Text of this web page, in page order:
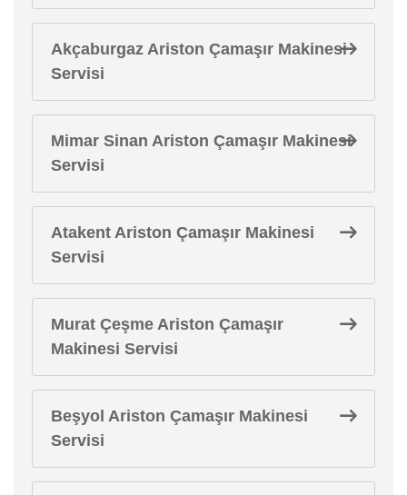
Akçaburgaz Ariston Çamaşır Makinesi
Servisi
Mimar Sinan Ariston Çamaşır Makinesi
Servisi
Atakent Ariston Çamaşır Makinesi
Servisi
Murat Çeşme Ariston Çamaşır
Makinesi Servisi
Beşyol Ariston Çamaşır Makinesi
Servisi